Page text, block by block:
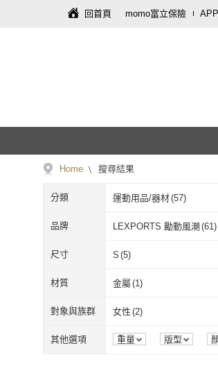
回首頁 momo富立保險
Home 搜尋結果
分類 運動用品/器材(57)
品牌 LEXPORTS 勵動風潮 (61)
LEXPORTS 勵動風潮
尺寸 S (5)
151-200cm
S (5)
151-200cm
材質 金屬 (1)
棉布 (4)
金屬
棉布
對象與族群 女性 (2)
女性
其他選項 重量 版型